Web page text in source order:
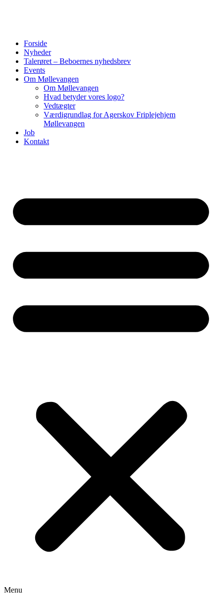
Forside
Nyheder
Talerøret – Beboernes nyhedsbrev
Events
Om Møllevangen
Om Møllevangen
Hvad betyder vores logo?
Vedtægter
Værdigrundlag for Agerskov Friplejehjem
Møllevangen
Job
Kontakt
Menu